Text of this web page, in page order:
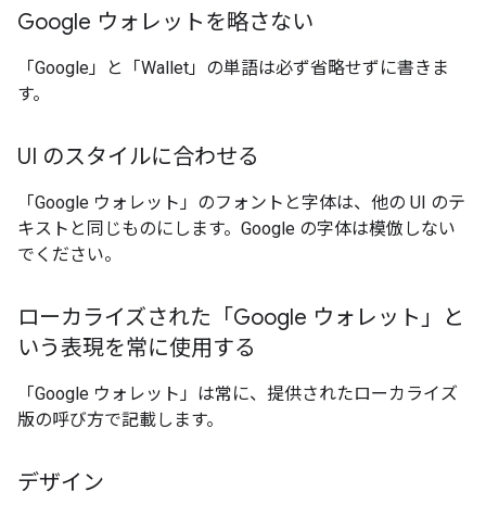
Google ウォレットを略さない
「Google」と「Wallet」の単語は必ず省略せずに書きま
す。
UI のスタイルに合わせる
「Google ウォレット」のフォントと字体は、他の UI のテ
キストと同じものにします。Google の字体は模倣しない
でください。
ローカライズされた「Google ウォレット」と
いう表現を常に使用する
「Google ウォレット」は常に、提供されたローカライズ
版の呼び方で記載します。
デザイン